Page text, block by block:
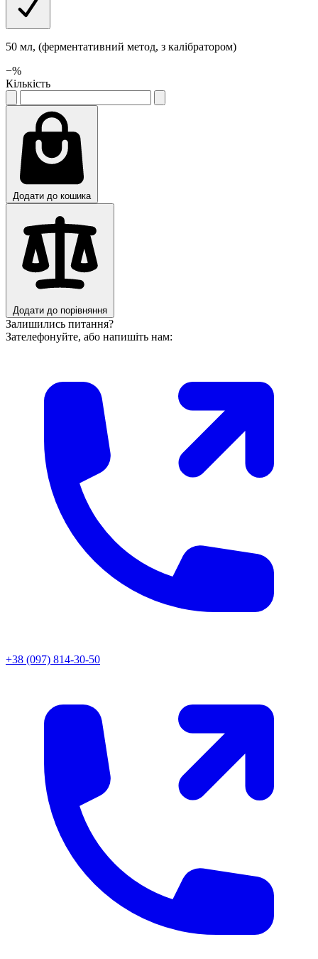
50 мл, (ферментативний метод, з калібратором)
−%
Кількість
Додати до кошика
Додати до порівняння
Залишились питання?
Зателефонуйте, або напишіть нам:
+38 (097) 814-30-50